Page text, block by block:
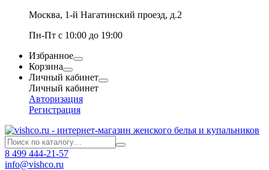
Москва, 1-й Нагатинский проезд, д.2
Пн-Пт с 10:00 до 19:00
Избранное
Корзина
Личный кабинет
Личный кабинет
Авторизация
Регистрация
8 499 444-21-57
info@vishco.ru